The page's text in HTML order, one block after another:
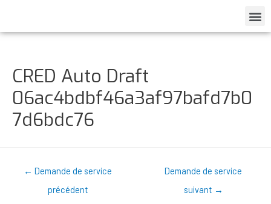
CRED Auto Draft
06ac4bdbf46a3af97bafd7b0
7d6bdc76
← Demande de service
précédent
Demande de service
suivant →